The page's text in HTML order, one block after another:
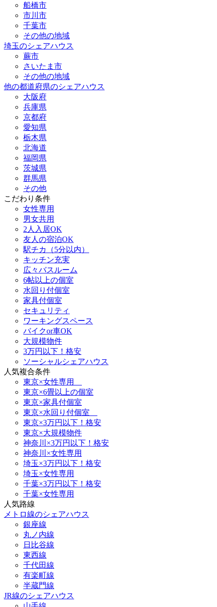
船橋市
市川市
千葉市
その他の地域
埼玉のシェアハウス
蕨市
さいたま市
その他の地域
他の都道府県のシェアハウス
大阪府
兵庫県
京都府
愛知県
栃木県
北海道
福岡県
茨城県
群馬県
その他
こだわり条件
女性専用
男女共用
2人入居OK
友人の宿泊OK
駅チカ（5分以内）
キッチン充実
広々バスルーム
6帖以上の個室
水回り付個室
家具付個室
セキュリティ
ワーキングスペース
バイクor車OK
大規模物件
3万円以下！格安
ソーシャルシェアハウス
人気複合条件
東京×女性専用
東京×6畳以上の個室
東京×家具付個室
東京×水回り付個室
東京×3万円以下！格安
東京×大規模物件
神奈川×3万円以下！格安
神奈川×女性専用
埼玉×3万円以下！格安
埼玉×女性専用
千葉×3万円以下！格安
千葉×女性専用
人気路線
メトロ線のシェアハウス
銀座線
丸ノ内線
日比谷線
東西線
千代田線
有楽町線
半蔵門線
JR線のシェアハウス